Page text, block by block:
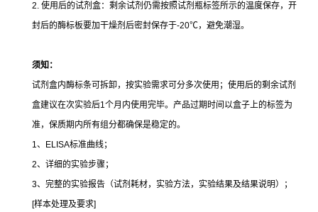
2. 使用后的试剂盒：剩余试剂仍需按照试剂瓶标签所示的温度保存，开
封后的酶标板要加干燥剂后密封保存于-20℃，避免潮湿。
须知：
试剂盒内酶标条可拆卸，按实验需求可分多次使用；使用后的剩余试剂
盒建议在次实验后1个月内使用完毕。产品过期时间以盒子上的标签为
准，保质期内所有组分都确保是稳定的。
1、ELISA标准曲线；
2、详细的实验步骤；
3、完整的实验报告（试剂耗材，实验方法，实验结果及结果说明）；
[样本处理及要求]